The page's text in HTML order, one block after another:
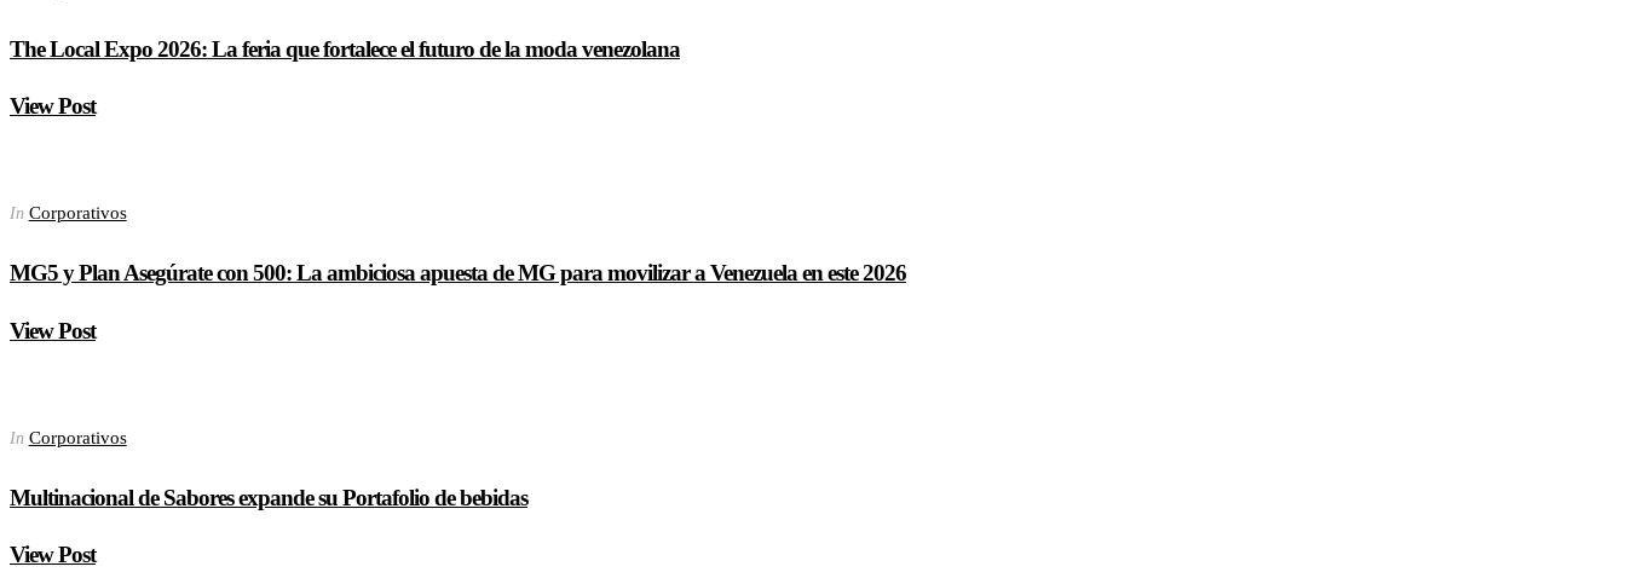
The Local Expo 2026: La feria que fortalece el futuro de la moda venezolana
View Post
In Corporativos
MG5 y Plan Asegúrate con 500: La ambiciosa apuesta de MG para movilizar a Venezuela en este 2026
View Post
In Corporativos
Multinacional de Sabores expande su Portafolio de bebidas
View Post